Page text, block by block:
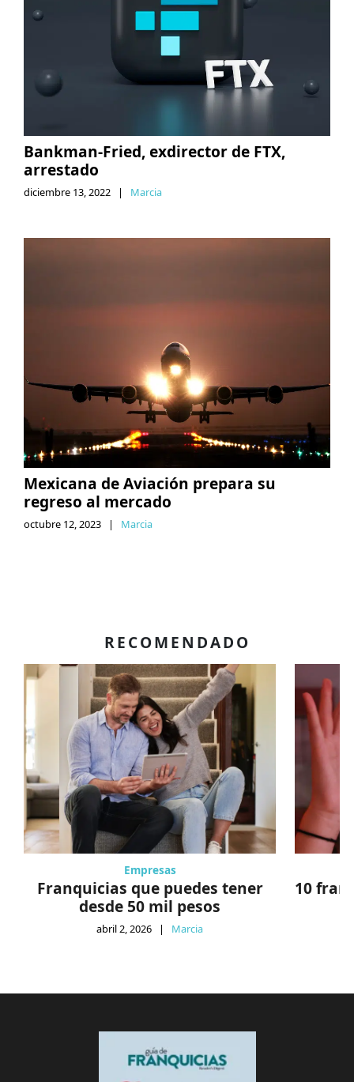
Bankman-Fried, exdirector de FTX,
arrestado
diciembre 13, 2022 | Marcia
Mexicana de Aviación prepara su
regreso al mercado
octubre 12, 2023 | Marcia
RECOMENDADO
Empresas
Franquicias que puedes tener
desde 50 mil pesos
abril 2, 2026 | Marcia
10